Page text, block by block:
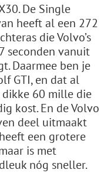
De Single
heeft al een 272
die Volvo’s
seconden vanuit
Daarmee ben je
GTI, en dat al
60 mille die
kost. En de Volvo
deel uitmaakt
een grotere
is met
nóg sneller.